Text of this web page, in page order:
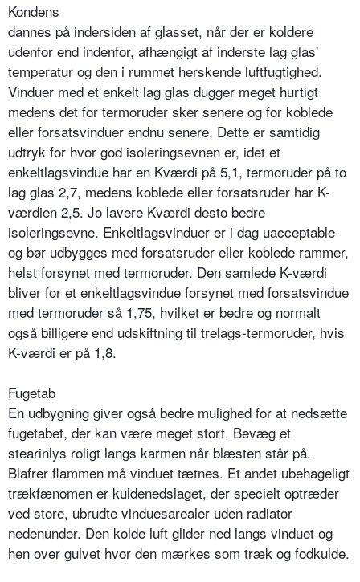
Kondens
dannes på indersiden af glasset, når der er koldere
udenfor end indenfor, afhængigt af inderste lag glas'
temperatur og den i rummet herskende luftfugtighed.
Vinduer med et enkelt lag glas dugger meget hurtigt
medens det for termoruder sker senere og for koblede
eller forsatsvinduer endnu senere. Dette er samtidig
udtryk for hvor god isoleringsevnen er, idet et
enkeltlagsvindue har en Kværdi på 5,1, termoruder på to
lag glas 2,7, medens koblede eller forsatsruder har K-
værdien 2,5. Jo lavere Kværdi desto bedre
isoleringsevne. Enkeltlagsvinduer er i dag uacceptable
og bør udbygges med forsatsruder eller koblede rammer,
helst forsynet med termoruder. Den samlede K-værdi
bliver for et enkeltlagsvindue forsynet med forsatsvindue
med termoruder så 1,75, hvilket er bedre og normalt
også billigere end udskiftning til trelags-termoruder, hvis
K-værdi er på 1,8.
Fugetab
En udbygning giver også bedre mulighed for at nedsætte
fugetabet, der kan være meget stort. Bevæg et
stearinlys roligt langs karmen når blæsten står på.
Blafrer flammen må vinduet tætnes. Et andet ubehageligt
trækfænomen er kuldenedslaget, der specielt optræder
ved store, ubrudte vinduesarealer uden radiator
nedenunder. Den kolde luft glider ned langs vinduet og
hen over gulvet hvor den mærkes som træk og fodkulde.